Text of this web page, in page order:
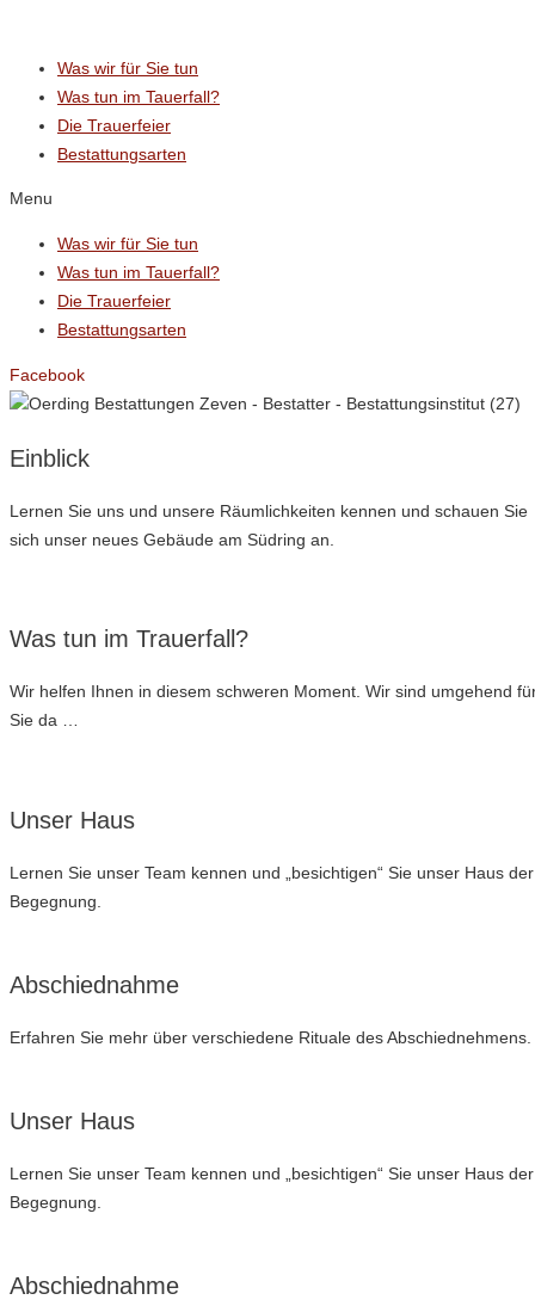
Was wir für Sie tun
Was tun im Tauerfall?
Die Trauerfeier
Bestattungsarten
Menu
Was wir für Sie tun
Was tun im Tauerfall?
Die Trauerfeier
Bestattungsarten
Facebook
Einblick
Lernen Sie uns und unsere Räumlichkeiten kennen und schauen Sie
sich unser neues Gebäude am Südring an.
Was tun im Trauerfall?
Wir helfen Ihnen in diesem schweren Moment. Wir sind umgehend
Sie da …
Unser Haus
Lernen Sie unser Team kennen und „besichtigen“ Sie unser Haus der
Begegnung.
Abschiednahme
Erfahren Sie mehr über verschiedene Rituale des Abschiednehmens.
Unser Haus
Lernen Sie unser Team kennen und „besichtigen“ Sie unser Haus der
Begegnung.
Abschiednahme